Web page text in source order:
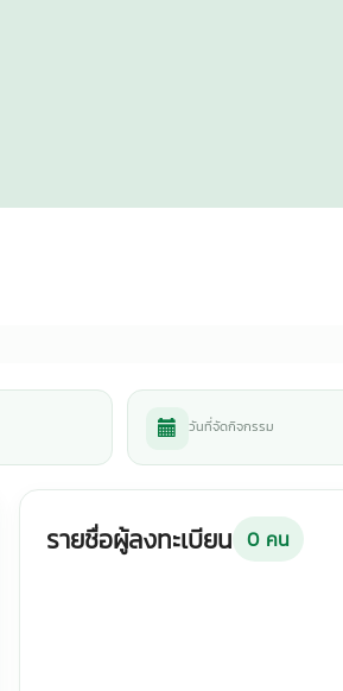
วันที่จัดกิจกรรม
รายชื่อผู้ลงทะเบียน 0คน